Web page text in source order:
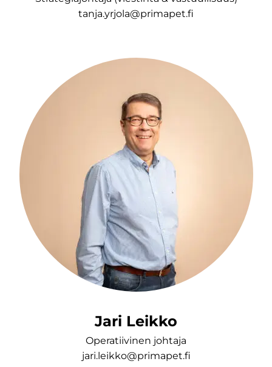
tanja.yrjola@primapet.fi
Jari Leikko
Operatiivinen johtaja
jari.leikko@primapet.fi